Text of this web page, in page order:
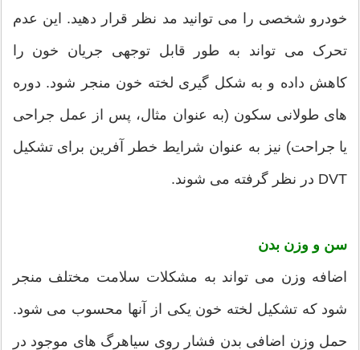
خودرو شخصی را می توانید مد نظر قرار دهید. این عدم
تحرک می تواند به طور قابل توجهی جریان خون را
کاهش داده و به شکل گیری لخته خون منجر شود. دوره
های طولانی سکون (به عنوان مثال، پس از عمل جراحی
یا جراحت) نیز به عنوان شرایط خطر آفرین برای تشکیل
DVT در نظر گرفته می شوند.
سن و وزن بدن
اضافه وزن می تواند به مشکلات سلامت مختلف منجر
شود که تشکیل لخته خون یکی از آنها محسوب می شود.
حمل وزن اضافی بدن فشار روی سیاهرگ های موجود در